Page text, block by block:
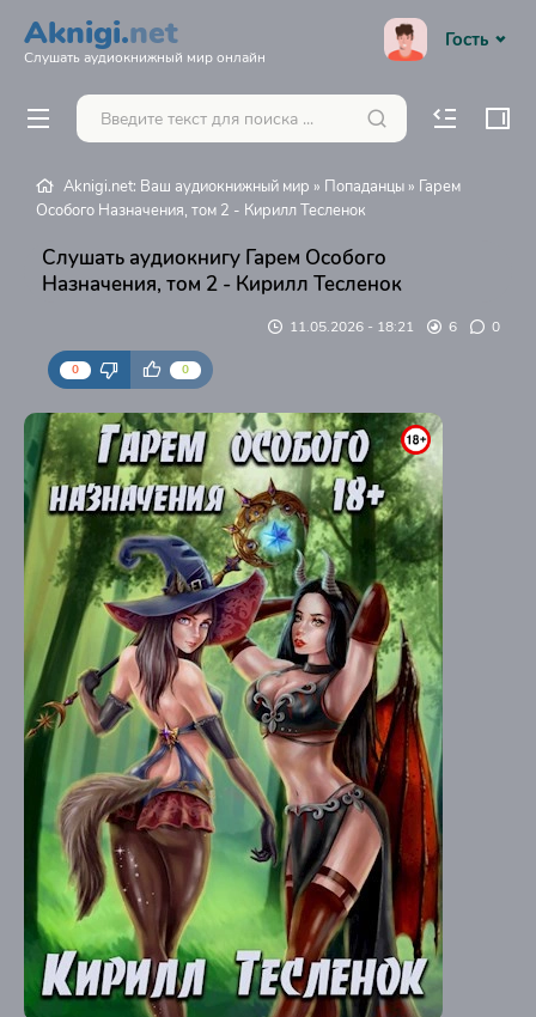
Aknigi.net
Слушать аудиокнижный мир онлайн
Гость
Aknigi.net: Ваш аудиокнижный мир » Попаданцы » Гарем
Особого Назначения, том 2 - Кирилл Тесленок
Слушать аудиокнигу Гарем Особого
Назначения, том 2 - Кирилл Тесленок
11.05.2026 - 18:21 6 0
0 0